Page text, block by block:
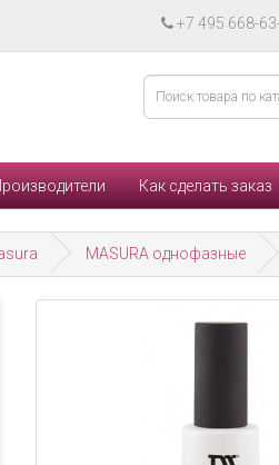
+7 495 668-
Как сделать заказ
MASURA однофазные